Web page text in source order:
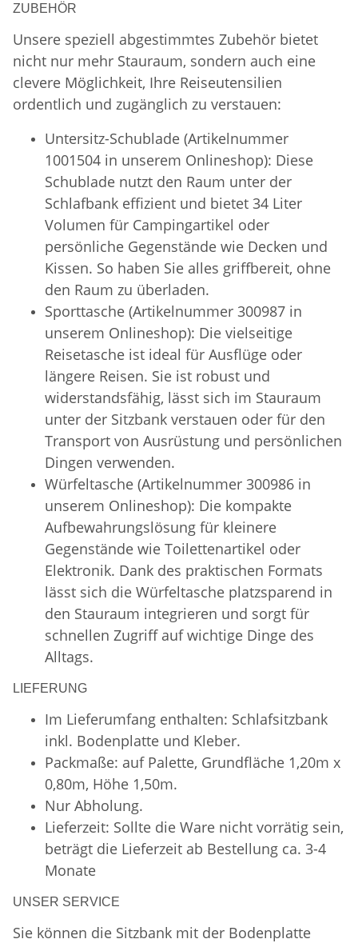
ZUBEHÖR
Unsere speziell abgestimmtes Zubehör bietet
nicht nur mehr Stauraum, sondern auch eine
clevere Möglichkeit, Ihre Reiseutensilien
ordentlich und zugänglich zu verstauen:
Untersitz-Schublade (Artikelnummer
1001504 in unserem Onlineshop): Diese
Schublade nutzt den Raum unter der
Schlafbank effizient und bietet 34 Liter
Volumen für Campingartikel oder
persönliche Gegenstände wie Decken und
Kissen. So haben Sie alles griffbereit, ohne
den Raum zu überladen.
Sporttasche (Artikelnummer 300987 in
unserem Onlineshop): Die vielseitige
Reisetasche ist ideal für Ausflüge oder
längere Reisen. Sie ist robust und
widerstandsfähig, lässt sich im Stauraum
unter der Sitzbank verstauen oder für den
Transport von Ausrüstung und persönlichen
Dingen verwenden.
Würfeltasche (Artikelnummer 300986 in
unserem Onlineshop): Die kompakte
Aufbewahrungslösung für kleinere
Gegenstände wie Toilettenartikel oder
Elektronik. Dank des praktischen Formats
lässt sich die Würfeltasche platzsparend in
den Stauraum integrieren und sorgt für
schnellen Zugriff auf wichtige Dinge des
Alltags.
LIEFERUNG
Im Lieferumfang enthalten: Schlafsitzbank
inkl. Bodenplatte und Kleber.
Packmaße: auf Palette, Grundfläche 1,20m x
0,80m, Höhe 1,50m.
Nur Abholung.
Lieferzeit: Sollte die Ware nicht vorrätig sein,
beträgt die Lieferzeit ab Bestellung ca. 3-4
Monate
UNSER SERVICE
Sie können die Sitzbank mit der Bodenplatte